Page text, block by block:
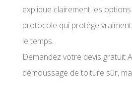
explique clairement les
protocole qui protège
le temps.
Demandez votre devis gratuit
démoussage de toiture sûr,